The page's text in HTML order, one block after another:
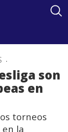
.
son
en
torneos
la